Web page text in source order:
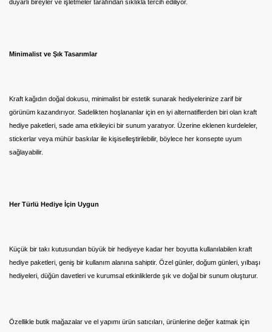
duyarlı bireyler ve işletmeler tarafından sıklıkla tercih ediliyor.
Minimalist ve Şık Tasarımlar
Kraft kağıdın doğal dokusu, minimalist bir estetik sunarak hediyelerinize zarif bir
görünüm kazandırıyor. Sadelikten hoşlananlar için en iyi alternatiflerden biri olan kraft
hediye paketleri, sade ama etkileyici bir sunum yaratıyor. Üzerine eklenen kurdeleler,
stickerlar veya mühür baskılar ile kişiselleştirilebilir, böylece her konsepte uyum
sağlayabilir.
Her Türlü Hediye İçin Uygun
Küçük bir takı kutusundan büyük bir hediyeye kadar her boyutta kullanılabilen kraft
hediye paketleri, geniş bir kullanım alanına sahiptir. Özel günler, doğum günleri, yılbaşı
hediyeleri, düğün davetleri ve kurumsal etkinliklerde şık ve doğal bir sunum oluşturur.
Özellikle butik mağazalar ve el yapımı ürün satıcıları, ürünlerine değer katmak için